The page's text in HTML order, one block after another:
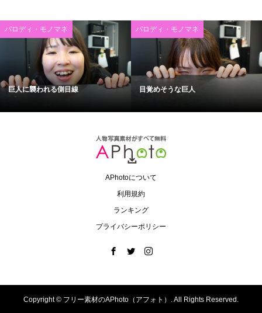
パロディ・モノマネ
巨人に襲われる側目線
パロディ・モノマネ
目覚めそうな巨人
APhotoについて
利用規約
ランキング
プライバシーポリシー
Copyright © フリー素材のAPhoto（アフォト）. All Rights Reserved.